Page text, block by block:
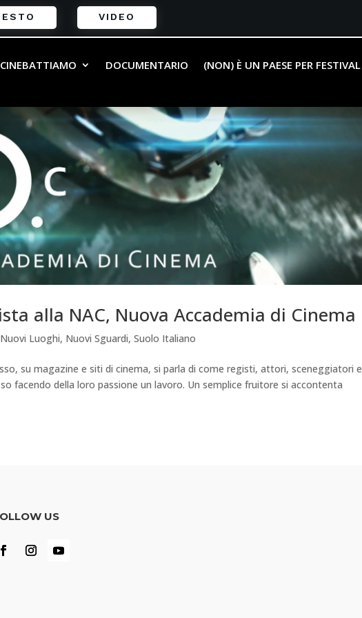
VIDEO
CINEBATTIAMO DOCUMENTARIO (NON) È UN PAESE PER FESTIVAL
alla NAC, Nuova Accademia di Cinema
Nuovi Luoghi, Nuovi Sguardi,Suolo Italiano
su magazine e siti di cinema, si parla di come registi, attori, sceneggiatori e
facendo della loro passione un lavoro. Un semplice fruitore si accontenta
US